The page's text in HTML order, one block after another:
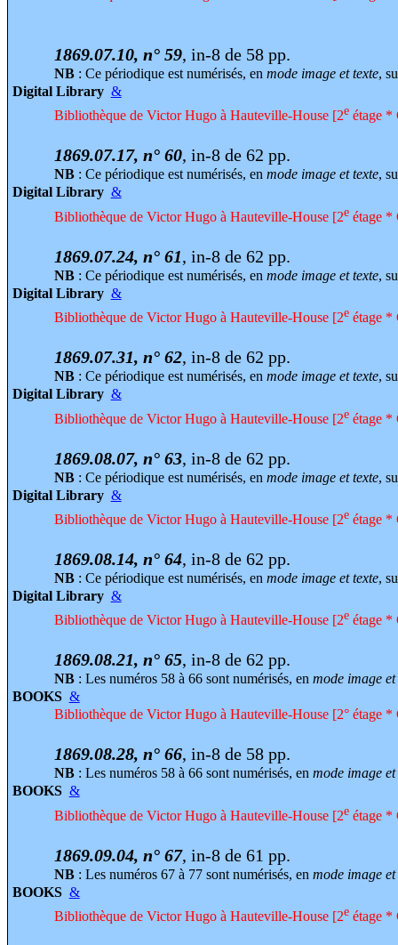
1869.07.10, n° 59, in-8 de 58 pp.
NB: Ce périodique est numérisés, en mode image et texte,
Digital Library &
Bibliothèque de Victor Hugo à Hauteville-House [2eétage *
1869.07.17, n° 60, in-8 de 62 pp.
NB: Ce périodique est numérisés, en mode image et texte,
Digital Library &
Bibliothèque de Victor Hugo à Hauteville-House [2eétage *
1869.07.24, n° 61, in-8 de 62 pp.
NB: Ce périodique est numérisés, en mode image et texte,
Digital Library &
Bibliothèque de Victor Hugo à Hauteville-House [2eétage *
1869.07.31, n° 62, in-8 de 62 pp.
NB: Ce périodique est numérisés, en mode image et texte,
Digital Library &
Bibliothèque de Victor Hugo à Hauteville-House [2eétage *
1869.08.07, n° 63, in-8 de 62 pp.
NB: Ce périodique est numérisés, en mode image et texte,
Digital Library &
Bibliothèque de Victor Hugo à Hauteville-House [2eétage *
1869.08.14, n° 64, in-8 de 62 pp.
NB: Ce périodique est numérisés, en mode image et texte,
Digital Library &
Bibliothèque de Victor Hugo à Hauteville-House [2eétage *
1869.08.21, n° 65, in-8 de 62 pp.
NB: Les numéros 58 à 66 sont numérisés, en mode image et
BOOKS &
Bibliothèque de Victor Hugo à Hauteville-House [2° étage *
1869.08.28, n° 66, in-8 de 58 pp.
NB: Les numéros 58 à 66 sont numérisés, en mode image et
BOOKS &
Bibliothèque de Victor Hugo à Hauteville-House [2eétage *
1869.09.04, n° 67, in-8 de 61 pp.
NB: Les numéros 67 à 77 sont numérisés, en mode image et
BOOKS &
Bibliothèque de Victor Hugo à Hauteville-House [2eétage *